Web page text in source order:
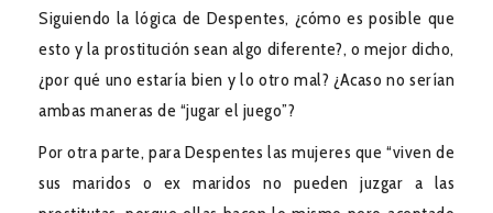
Siguiendo la lógica de Despentes, ¿cómo es posible que
esto y la prostitución sean algo diferente?, o mejor dicho,
¿por qué uno estaría bien y lo otro mal? ¿Acaso no serían
ambas maneras de “jugar el juego”?
Por otra parte, para Despentes las mujeres que “viven de
sus maridos o ex maridos no pueden juzgar a las